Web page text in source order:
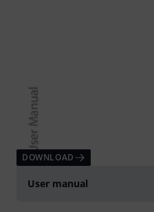
DOWNLOAD
User manual